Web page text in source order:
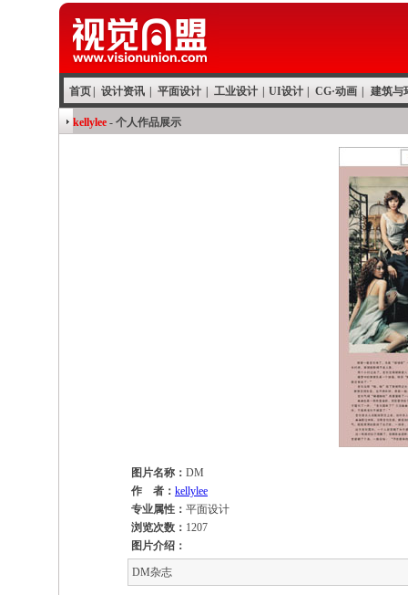
首页 设计资讯 平面设计 工业设计 UI设计 CG·动画 建筑与
kellylee - 个人作品展示
图片名称： DM
作 者： kellylee
专业属性： 平面设计
浏览次数： 1207
图片介绍：
DM杂志